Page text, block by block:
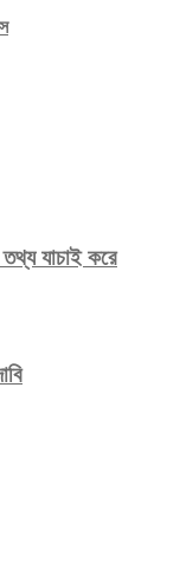
তথ্য যাচাই করে